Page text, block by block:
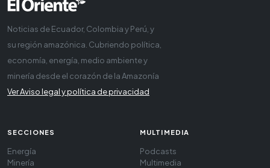
Noticias de Ecuador, Colombia y Perú, y
su región amazónica. Cubriendo política,
economía, energía, medio ambiente y
minería desde el corazón de la Amazonía
Ver Aviso legal y política de privacidad
SECCIONES
Energía
Minería
MULTIMEDIA
Podcasts
Multimedia